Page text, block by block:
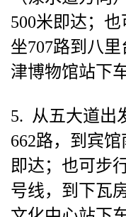
500米即达；
坐707路到八
津博物馆站下
5. 从五大道出
662路，到宾
即达；也可步
号线，到下瓦